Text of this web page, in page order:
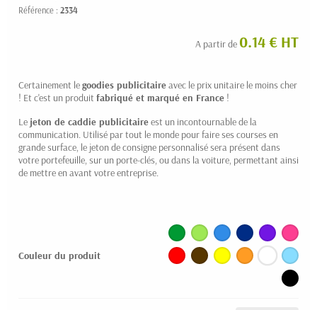
Référence : 2334
A partir de 0.14 € HT
Certainement legoodies publicitaireavec le prix unitaire le moins cher
! Et c'est un produit fabriqué et marqué en France !
Le jeton de caddie publicitaireest un incontournable de la
communication. Utilisé par tout le monde pour faire ses courses en
grande surface, le jeton de consigne personnalisé sera présent dans
votre portefeuille, sur un porte-clés, ou dans la voiture, permettant ainsi
de mettre en avant votre entreprise.
Couleur du produit